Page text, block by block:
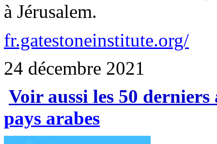
à Jérusalem.
fr.gatestoneinstitute.org/
24 décembre 2021
Voir aussi les 50 derniers
pays arabes